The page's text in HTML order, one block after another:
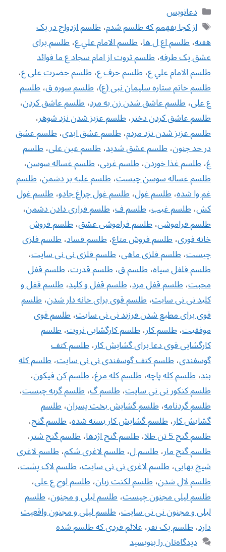
دسته‌ها
دعانویس
برچسب‌ها
از کجا بفهمم که طلسم شدم،طلسم ازدواج در یک
هفته،طلسم اع ل ها،طلسم الامام علي ع،طلسم برای
عشق یک طرفه،طلسم ثروت از امام سجاد ع ما فوائد
طلسم الامام علي ع،طلسم حرف ع،طلسم حضرت علی ع،
طلسم خاتم ستاره سلیمان نبی (ع)،طلسم سوره ق،طلسم
ع علی،طلسم عاشق شدن زن به مرد،طلسم عاشق كردن،
طلسم عاشق كردن دختر،طلسم عزیز شدن نزد شوهر،
طلسم عزیز شدن نزد مردم،طلسم عشق ابدی،طلسم عشق
در حد جنون،طلسم عشق شدید،طلسم عین علی،طلسم
غ،طلسم غذا خوردن،طلسم غربی،طلسم غساله سوسن،
طلسم غساله سوسن چیست،طلسم غلبه بر دشمن،طلسم
غم وا شده،طلسم غول،طلسم غول چراغ جادو،طلسم غول
کش،طلسم غیب،طلسم ف،طلسم فراری دادن دشمن،
طلسم فراموشی،طلسم فراموشی عشق،طلسم فروش
خانه فوری،طلسم فروش متاع،طلسم فساد،طلسم فلزی
چیست،طلسم فلزی ماهی،طلسم فلزی نی نی سایت،
طلسم فلفل سیاه،طلسم ق،طلسم قدرت،طلسم قفل
محبت،طلسم قفل مرد،طلسم قفل و کلید،طلسم قفل و
کلید نی نی سایت،طلسم قوی برای خانه دار شدن،طلسم
قوی برای مطیع شدن فرزند نی نی سایت،طلسم قوی
موفقیت،طلسم کار،طلسم کارگشایی ثروت،طلسم
کارگشایی قوی دعا برای گشایش کار،طلسم کتف
گوسفندی،طلسم کتف گوسفندی نی نی سایت،طلسم کله
بند،طلسم کله پاچه،طلسم کله مرغ،طلسم کن فیکون،
طلسم کنکور نی نی سایت،طلسم گ،طلسم گربه چیست،
طلسم گردنامه،طلسم گشایش بخت پسران،طلسم
گشایش کار،طلسم گشایش کار بسته شده،طلسم گنج،
طلسم گنج 5 تن طلا
،طلسم گنج اژدها،طلسم گنج شتر،
طلسم گنج مار،طلسم ل،طلسم لاغری شکم،طلسم لاغری
شیخ بهایی،طلسم لاغری نی نی سایت،طلسم لاک پشت،
طلسم لال شدن،طلسم لکنت زبان،طلسم لوح ع علی،
طلسم لیلی مجنون چیست،طلسم لیلی و مجنون،طلسم
لیلی و مجنون نی نی سایت،طلسم لیلی و مجنون واقعیت
دارد،طلسم یک نفر،علائم فردی که طلسم شده
دیدگاه‌تان را بنویسید